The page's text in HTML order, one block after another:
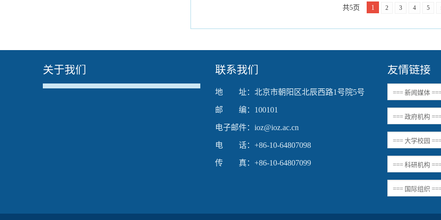
共5页 1 2 3 4 5
关于我们 联系我们
地 址：北京市朝阳区北辰西路1号院5号
邮 编：100101
电子邮件：ioz@ioz.ac.cn
电 话：+86-10-64807098
传 真：+86-10-64807099
友情链接